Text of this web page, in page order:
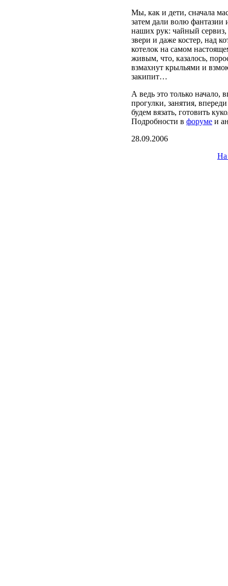
Мы, как и дети, сначала
затем дали волю
наших рук: чайный
звери и даже костер, над
котелок на самом
живым, что, казалось,
взмахнут крыльями и
закипит…
А ведь это только начало,
прогулки, занятия,
будем вязать, готовить
Подробности в форуме и
28.09.2006
На